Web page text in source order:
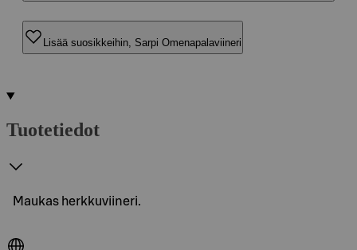
Lisää suosikkeihin, Sarpi Omenapalaviineri
Tuotetiedot
Maukas herkkuviineri.